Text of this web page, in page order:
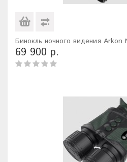
Бинокль ночного видения
69 900 р.